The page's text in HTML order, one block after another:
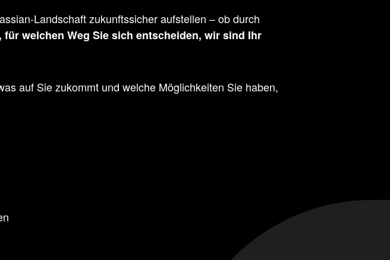
Landschaft zukunftssicher aufstellen – ob durch
für welchen Weg Sie sich entscheiden, wir sind Ihr
auf Sie zukommt und welche Möglichkeiten Sie haben,